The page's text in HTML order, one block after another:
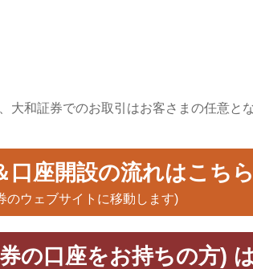
和証券でのお取引はお客さまの任意とな
口座開設の流れはこちら
のウェブサイトに移動します)
の口座をお持ちの方)